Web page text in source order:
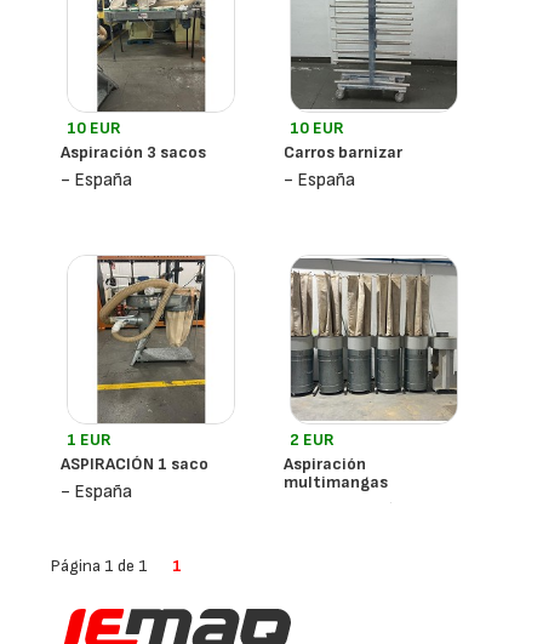
10 EUR
Aspiración 3 sacos
- España
10 EUR
Carros barnizar
- España
1 EUR
ASPIRACIÓN 1 saco
- España
2 EUR
Aspiración
multimangas
- España
Página 1 de 1 1